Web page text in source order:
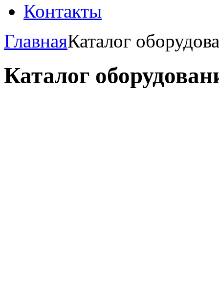
Контакты
ГлавнаяКаталог
Каталог